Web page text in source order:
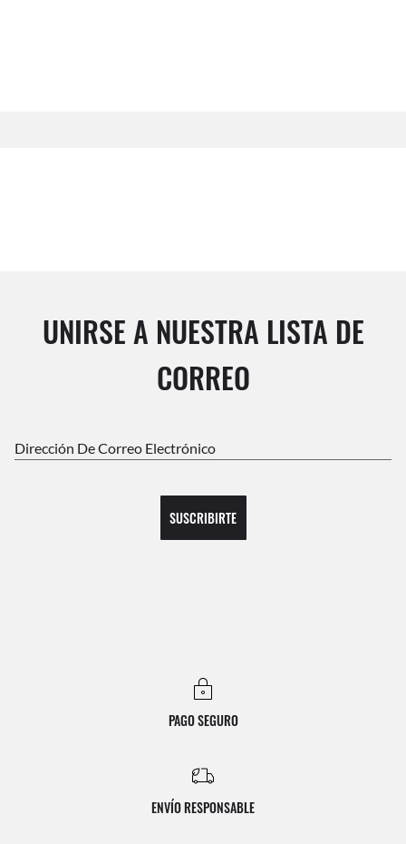
UNIRSE A NUESTRA LISTA DE
CORREO
Dirección De Correo Electrónico
SUSCRIBIRTE
PAGO SEGURO
ENVÍO RESPONSABLE